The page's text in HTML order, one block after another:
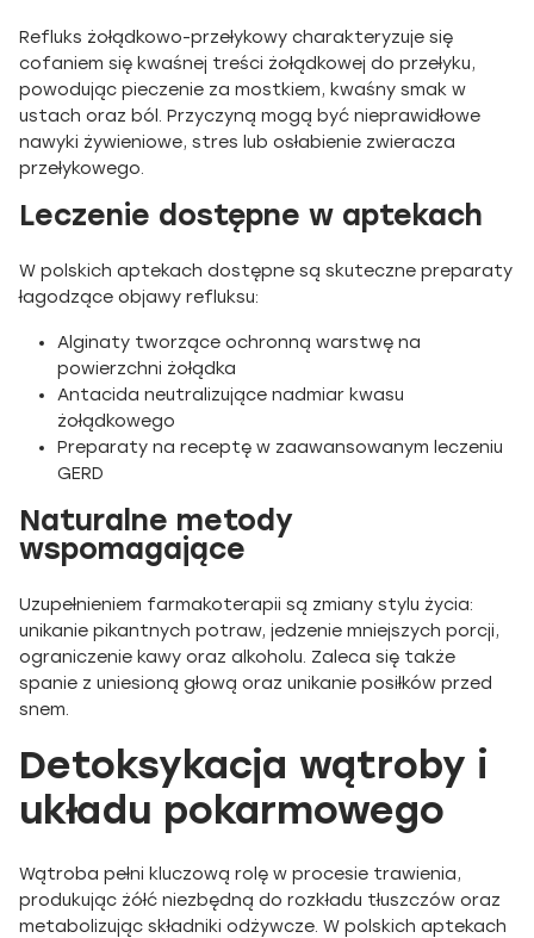
Refluks żołądkowo-przełykowy charakteryzuje się
cofaniem się kwaśnej treści żołądkowej do przełyku,
powodując pieczenie za mostkiem, kwaśny smak w
ustach oraz ból. Przyczyną mogą być nieprawidłowe
nawyki żywieniowe, stres lub osłabienie zwieracza
przełykowego.
Leczenie dostępne w aptekach
W polskich aptekach dostępne są skuteczne preparaty
łagodzące objawy refluksu:
Alginaty tworzące ochronną warstwę na
powierzchni żołądka
Antacida neutralizujące nadmiar kwasu
żołądkowego
Preparaty na receptę w zaawansowanym leczeniu
GERD
Naturalne metody
wspomagające
Uzupełnieniem farmakoterapii są zmiany stylu życia:
unikanie pikantnych potraw, jedzenie mniejszych porcji,
ograniczenie kawy oraz alkoholu. Zaleca się także
spanie z uniesioną głową oraz unikanie posiłków przed
snem.
Detoksykacja wątroby i
układu pokarmowego
Wątroba pełni kluczową rolę w procesie trawienia,
produkując żółć niezbędną do rozkładu tłuszczów oraz
metabolizując składniki odżywcze. W polskich aptekach